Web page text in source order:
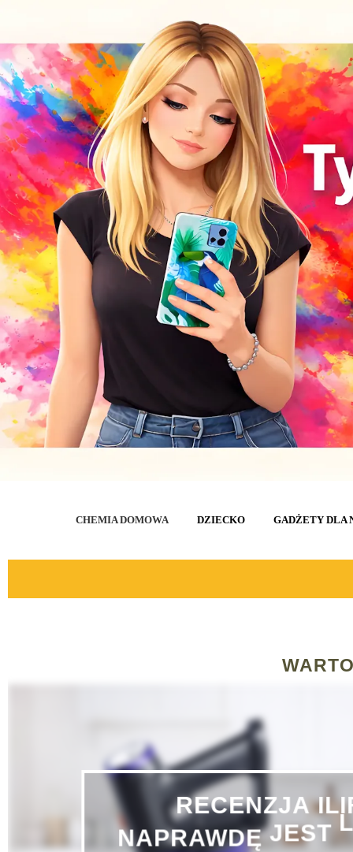
CHEMIA DOMOWA DZIECKO GADŻETY DLA
RECENZJA
NAPRAWDĘ JEST